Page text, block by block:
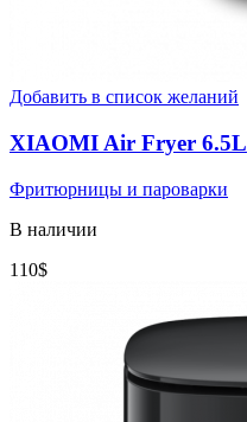
Добавить в список желаний
XIAOMI Air Fryer 6.5L
Фритюрницы и пароварки
В наличии
110$